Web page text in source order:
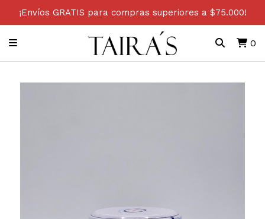
¡Envíos GRATIS para compras superiores a $75.000!
0